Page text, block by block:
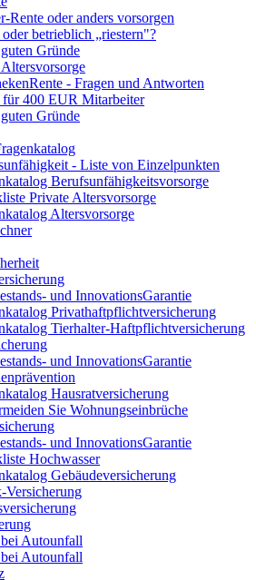
Rente oder anders vorsorgen
betrieblich „riestern"?
Gründe
- Fragen und Antworten
für 400 EUR Mitarbeiter
Gründe
- Liste von Einzelpunkten
Berufsunfähigkeitsvorsorge
Private Altersvorsorge
Altersvorsorge
und InnovationsGarantie
Privathaftpflichtversicherung
Tierhalter-Haftpflichtversicherung
und InnovationsGarantie
Hausratversicherung
Sie Wohnungseinbrüche
und InnovationsGarantie
Hochwasser
Gebäudeversicherung
Versicherung
Autounfall
Autounfall